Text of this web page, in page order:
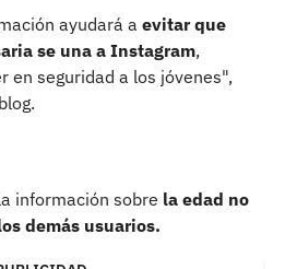
ayudará a evitar que
se una a Instagram,
en seguridad a los jóvenes",
información sobre la edad no
demás usuarios.